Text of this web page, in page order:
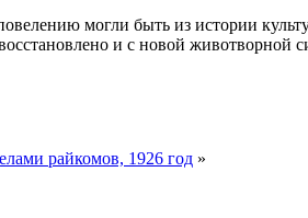
повелению могли быть из истории
и с новой животворной
райкомов, 1926 год »